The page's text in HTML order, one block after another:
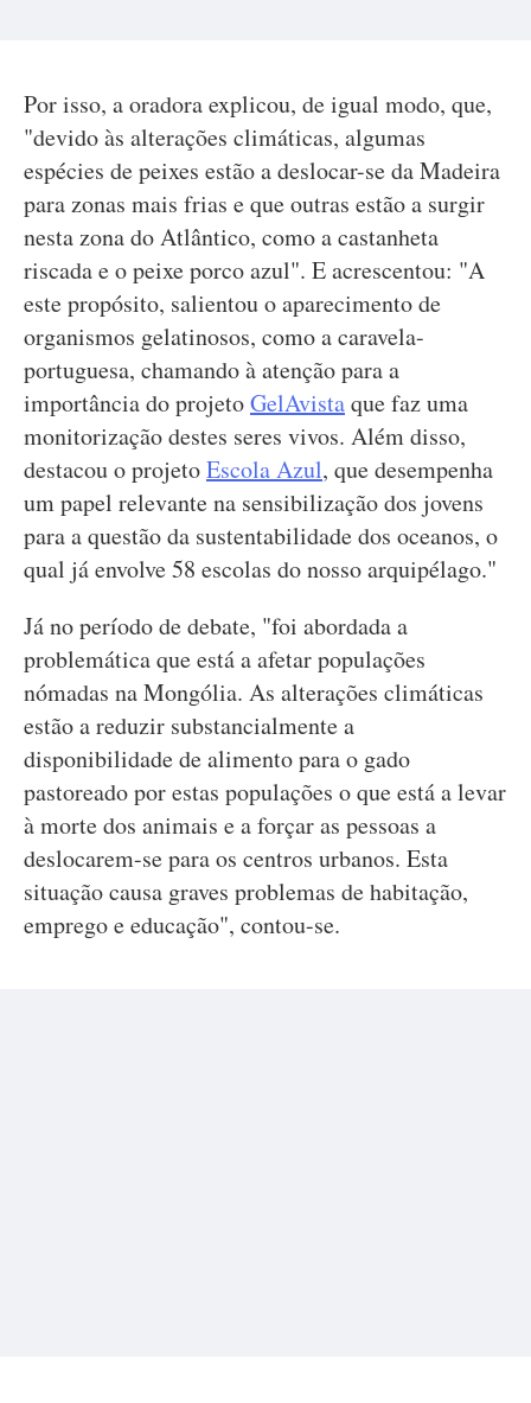
Por isso, a oradora explicou, de igual modo, que,
"devido às alterações climáticas, algumas
espécies de peixes estão a deslocar-se da Madeira
para zonas mais frias e que outras estão a surgir
nesta zona do Atlântico, como a castanheta
riscada e o peixe porco azul". E acrescentou: "A
este propósito, salientou o aparecimento de
organismos gelatinosos, como a caravela-
portuguesa, chamando à atenção para a
importância do projetoGelAvistaque faz uma
monitorização destes seres vivos. Além disso,
destacou o projetoEscola Azul, que desempenha
um papel relevante na sensibilização dos jovens
para a questão da sustentabilidade dos oceanos, o
qual já envolve 58 escolas do nosso arquipélago."
Já no período de debate, "foi abordada a
problemática que está a afetar populações
nómadas na Mongólia. As alterações climáticas
estão a reduzir substancialmente a
disponibilidade de alimento para o gado
pastoreado por estas populações o que está a levar
à morte dos animais e a forçar as pessoas a
deslocarem-se para os centros urbanos. Esta
situação causa graves problemas de habitação,
emprego e educação", contou-se.